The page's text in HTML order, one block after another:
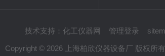
技术支持： 化工仪器网 管理登录
Copyright © 2026 上海柏欣仪器设备厂 版权所有